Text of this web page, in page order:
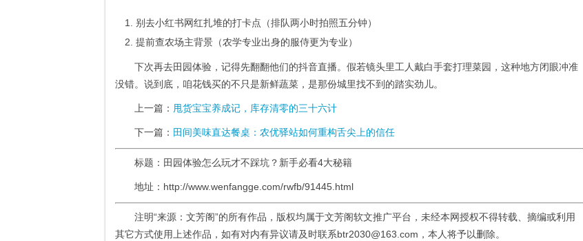
别去小红书网红扎堆的打卡点（排队两小时拍照五分钟）
提前查农场主背景（农学专业出身的服侍更为专业）
下次再去田园体验，记得先翻翻他们的抖音直播。假若镜头里工人戴白手套打理菜园，这种地方闭眼冲准
没错。说到底，咱花钱买的不只是新鲜蔬菜，是那份城里找不到的踏实劲儿。
上一篇： 甩货宝宝养成记，库存清零的三十六计
下一篇： 田间美味直达餐桌：农优驿站如何重构舌尖上的信任
标题：田园体验怎么玩才不踩坑？新手必看4大秘籍
地址：http://www.wenfangge.com/rwfb/91445.html
注明“来源：文芳阁”的所有作品，版权均属于文芳阁软文推广平台，未经本网授权不得转载、摘编或利用
其它方式使用上述作品，如有对内有异议请及时联系btr2030@163.com，本人将予以删除。